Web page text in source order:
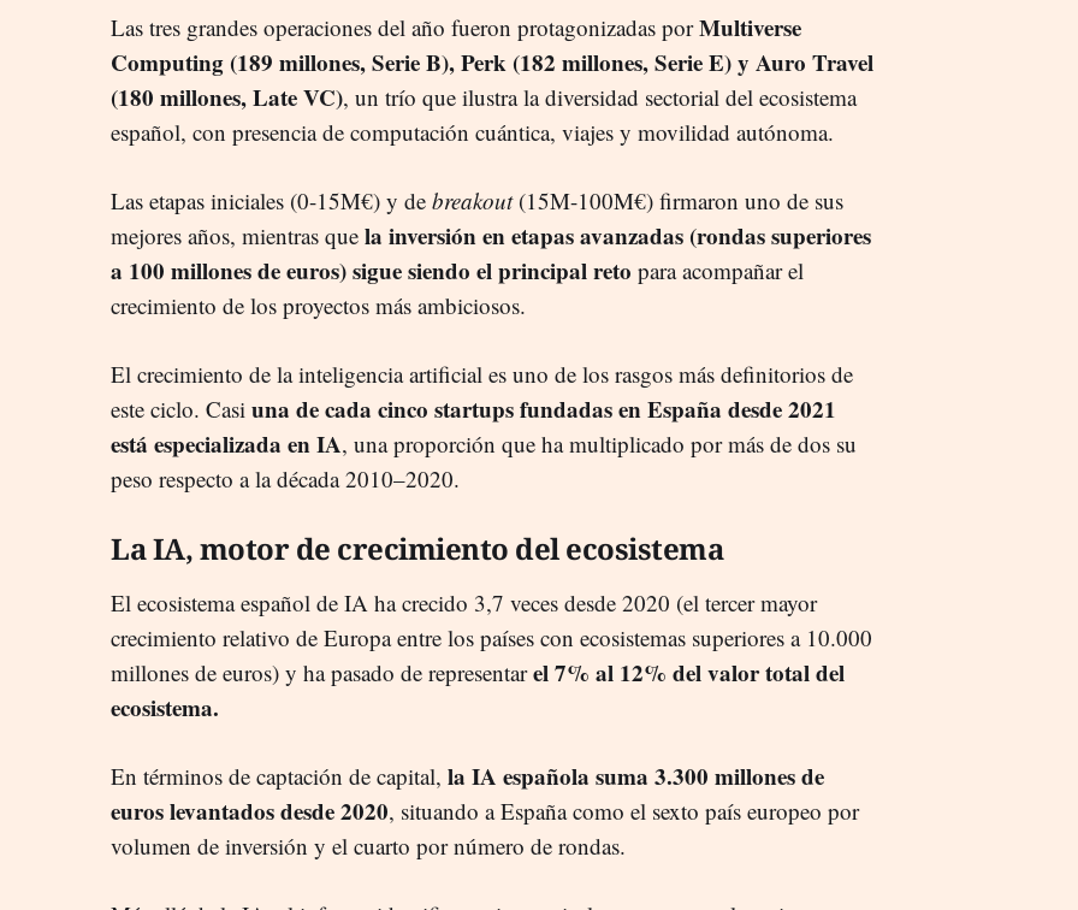
Las tres grandes operaciones del año fueron protagonizadas porMultiverse
Computing (189 millones, Serie B), Perk (182 millones, Serie E) y Auro Travel
(180 millones, Late VC), un trío que ilustra la diversidad sectorial del ecosistema
español, con presencia de computación cuántica, viajes y movilidad autónoma.
Las etapas iniciales (0-15M€) y de breakout (15M-100M€) firmaron uno de sus
mejores años, mientras que la inversión en etapas avanzadas (rondas superiores
a 100 millones de euros) sigue siendo el principal reto para acompañar el
crecimiento de los proyectos más ambiciosos.
El crecimiento de la inteligencia artificial es uno de los rasgos más definitorios de
este ciclo. Casi una de cada cinco startups fundadas en España desde 2021
está especializada en IA, una proporción que ha multiplicado por más de dos su
peso respecto a la década 2010–2020.
La IA, motor de crecimiento del ecosistema
El ecosistema español de IA ha crecido 3,7 veces desde 2020 (el tercer mayor
crecimiento relativo de Europa entre los países con ecosistemas superiores a 10.000
millones de euros) y ha pasado de representarel 7% al 12% del valor total del
ecosistema.
En términos de captación de capital, la IA española suma 3.300 millones de
euros levantados desde 2020, situando a España como el sexto país europeo por
volumen de inversión y el cuarto por número de rondas.